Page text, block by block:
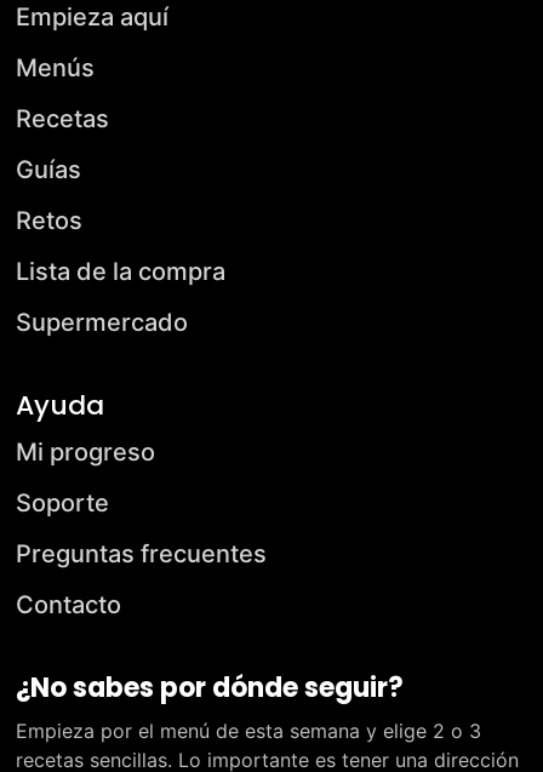
Empieza aquí
Menús
Recetas
Guías
Retos
Lista de la compra
Supermercado
Ayuda
Mi progreso
Soporte
Preguntas frecuentes
Contacto
¿No sabes por dónde seguir?
Empieza por el menú de esta semana y elige 2 o 3
recetas sencillas. Lo importante es tener una dirección